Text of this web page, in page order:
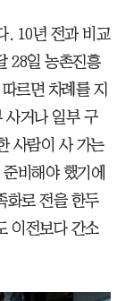
. 10년 전과 비교
28일 농촌진흥
르면 차례를 지
사거나 일부 구
사람이 사 가는
비해야 했기에
화로 전을 한두
이전보다 간소